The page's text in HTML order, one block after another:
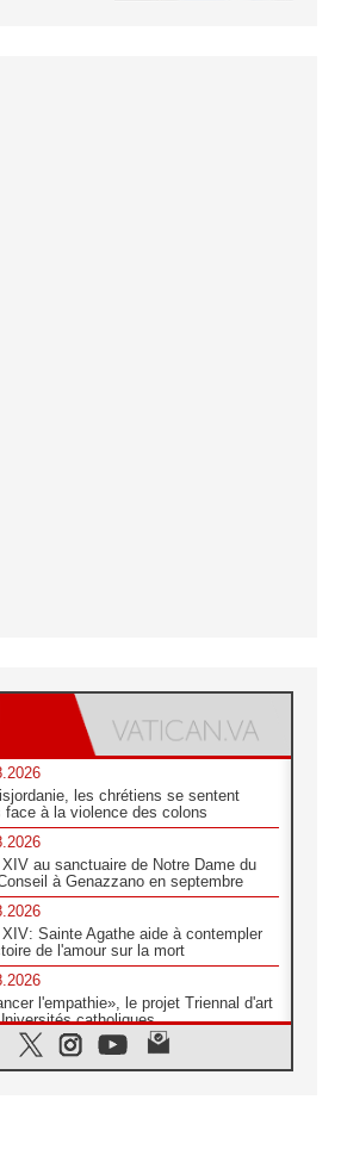
les chrétiens se sentent
face à la violence des colons
XIV au sanctuaire de Notre Dame du
à Genazzano en septembre
XIV: Sainte Agathe aide à contempler
de l'amour sur la mort
l'empathie», le projet Triennal d'art
catholiques
2026, donner la parole aux religieuses